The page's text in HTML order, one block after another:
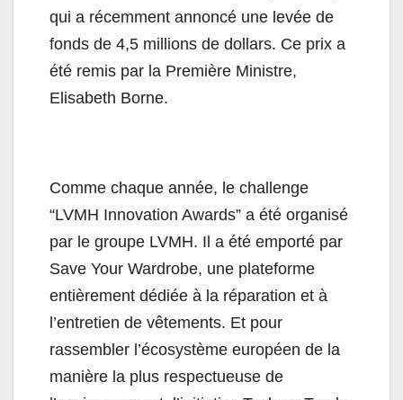
qui a récemment annoncé une levée de
fonds de 4,5 millions de dollars. Ce prix a
été remis par la Première Ministre,
Elisabeth Borne.
Comme chaque année, le challenge
“LVMH Innovation Awards” a été organisé
par le groupe LVMH. Il a été emporté par
Save Your Wardrobe, une plateforme
entièrement dédiée à la réparation et à
l’entretien de vêtements. Et pour
rassembler l’écosystème européen de la
manière la plus respectueuse de